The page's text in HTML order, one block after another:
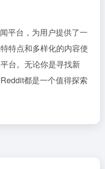
平台，为用户提供了一
特点和多样化的内容使
台。无论你是寻找新
都是一个值得探索